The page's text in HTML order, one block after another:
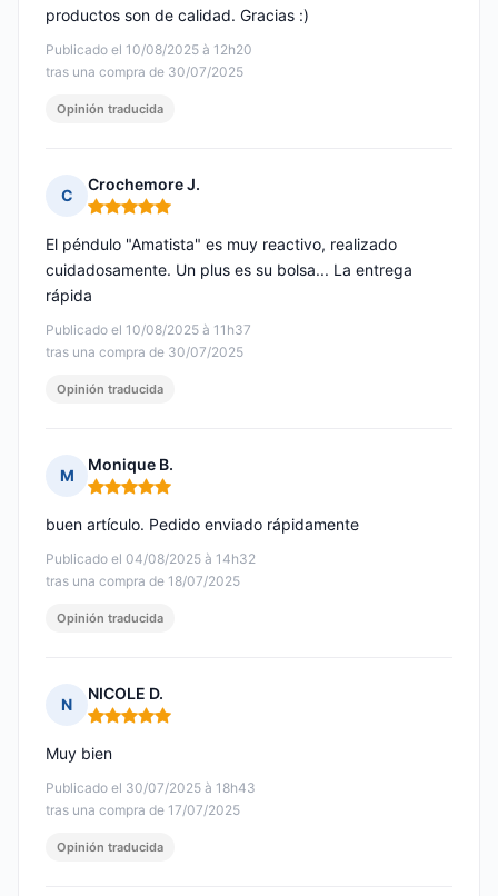
Publicado el 10/08/2025 à 12h20
tras una compra de 30/07/2025
productos son de calidad. Gracias :)
Opinión traducida
C
Crochemore J.
Nota: 5 de 5
Publicado el 10/08/2025 à 11h37
tras una compra de 30/07/2025
El péndulo "Amatista" es muy reactivo, realizado
cuidadosamente. Un plus es su bolsa... La entrega
rápida
Opinión traducida
M
Monique B.
Nota: 5 de 5
Publicado el 04/08/2025 à 14h32
tras una compra de 18/07/2025
buen artículo. Pedido enviado rápidamente
Opinión traducida
N
NICOLE D.
Nota: 5 de 5
Publicado el 30/07/2025 à 18h43
tras una compra de 17/07/2025
Muy bien
Opinión traducida